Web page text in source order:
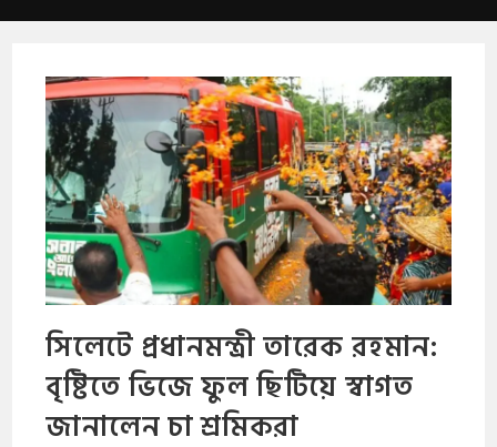
​সিলেটে প্রধানমন্ত্রী তারেক রহমান:
বৃষ্টিতে ভিজে ফুল ছিটিয়ে স্বাগত
জানালেন চা শ্রমিকরা